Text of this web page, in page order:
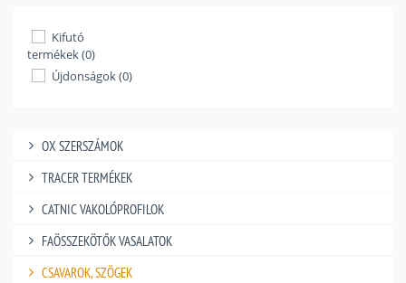
Kifutó
termékek (0)
Újdonságok (0)
OX SZERSZÁMOK
TRACER TERMÉKEK
CATNIC VAKOLÓPROFILOK
FAÖSSZEKÖTŐK VASALATOK
CSAVAROK, SZÖGEK